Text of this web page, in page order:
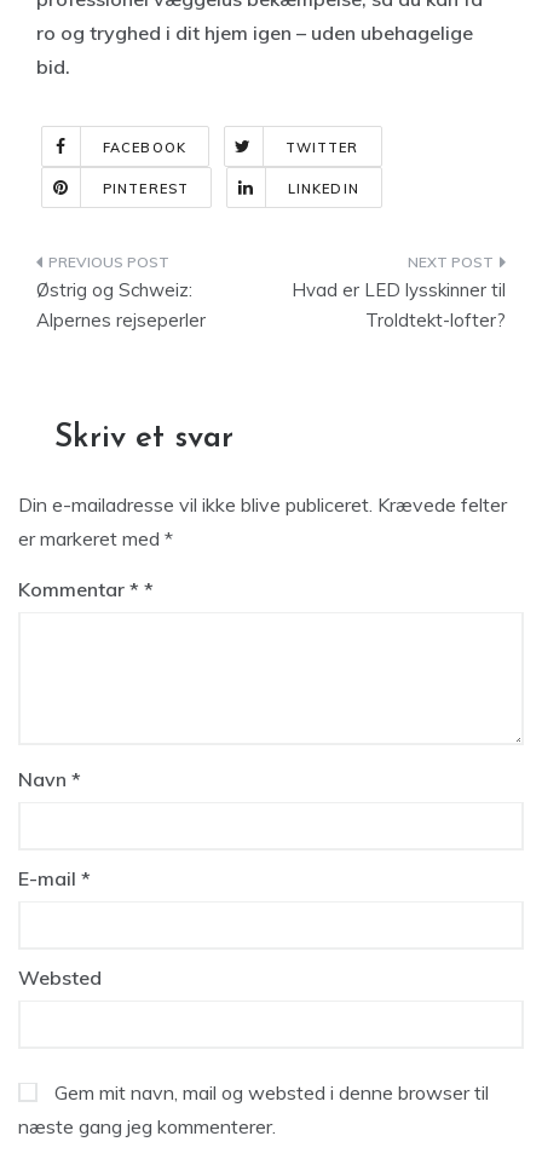
ro og tryghed i dit hjem igen – uden ubehagelige
bid.
FACEBOOK TWITTER
PINTEREST LINKEDIN
Indlægsnavigation
Østrig og Schweiz:
Alpernes rejseperler
Hvad er LED lysskinner til
Troldtekt-lofter?
Skriv et svar
Din e-mailadresse vil ikke blive publiceret. Krævede felter
er markeret med *
Kommentar *
Navn *
E-mail *
Websted
Gem mit navn, mail og websted i denne browser til
næste gang jeg kommenterer.